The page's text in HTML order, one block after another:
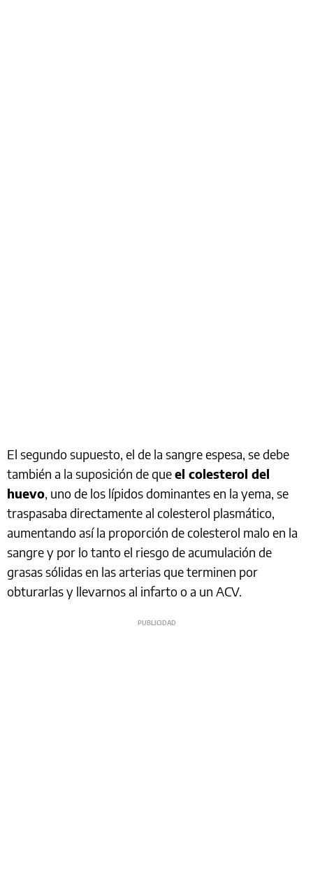
El segundo supuesto, el de la sangre espesa, se debe
también a la suposición de queel colesterol del
huevo, uno de los lípidos dominantes en la yema, se
traspasaba directamente al colesterol plasmático,
aumentando así la proporción de colesterol malo en la
sangre y por lo tanto el riesgo de acumulación de
grasas sólidas en las arterias que terminen por
obturarlas y llevarnos al infarto o a un ACV.